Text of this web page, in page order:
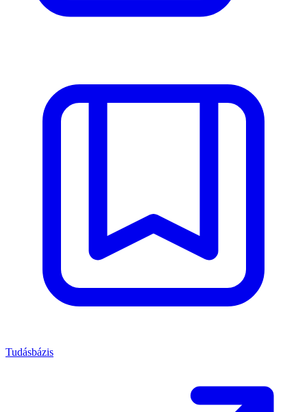
Tudásbázis